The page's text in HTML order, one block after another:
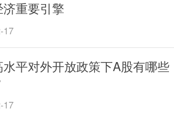
重要引擎
17
平对外开放政策下A股有哪些
17